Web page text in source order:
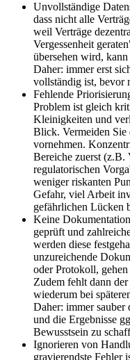
Unvollständige
dass nicht alle
weil Verträge
Vergessenheit
übersehen wird,
Daher: immer erst
vollständig ist, bevor
Fehlende
Problem ist gleich
Kleinigkeiten und
Blick. Vermeiden Sie
vornehmen.
Bereiche zuerst (z.B.
regulatorischen
weniger riskanten
Gefahr, viel Arbeit
gefährlichen Lücken
Keine
geprüft und
werden diese
unzureichende
oder Protokoll,
Zudem fehlt dann
wiederum bei
Daher: immer sauber
und die Ergebnisse
Bewusstsein zu
Ignorieren von
gravierendste Fehler